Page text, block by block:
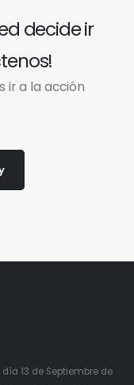
decide ir
ir a la acción
13 de Septiembre de